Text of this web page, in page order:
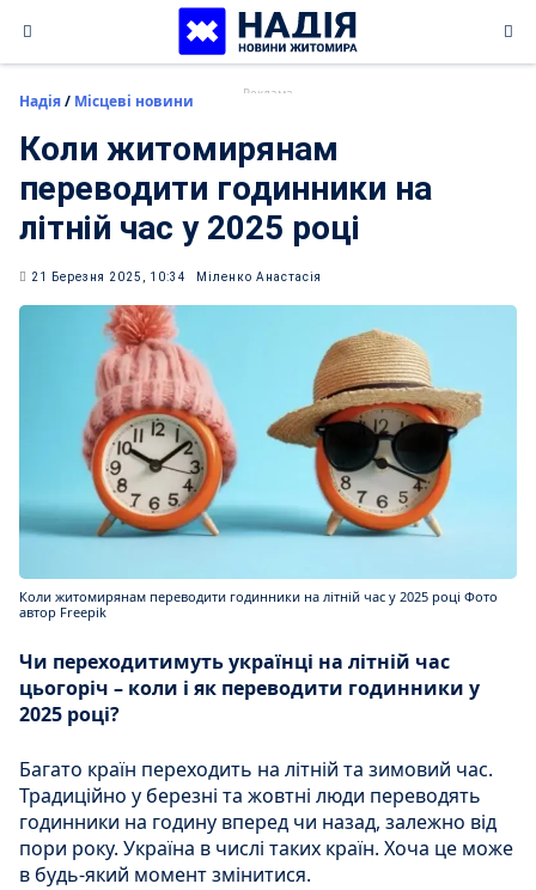
content
Надія/ Місцеві новини
Коли житомирянам
переводити годинники на
літній час у 2025 році
21 Березня 2025, 10:34 Міленко Анастасія
Коли житомирянам переводити годинники на літній час у 2025 році Фото
автор Freepik
Чи переходитимуть українці на літній час
цьогоріч – коли і як переводити годинники у
2025 році?
Багато країн переходить на літній та зимовий час.
Традиційно у березні та жовтні люди переводять
годинники на годину вперед чи назад, залежно від
пори року. Україна в числі таких країн. Хоча це може
в будь-який момент змінитися.